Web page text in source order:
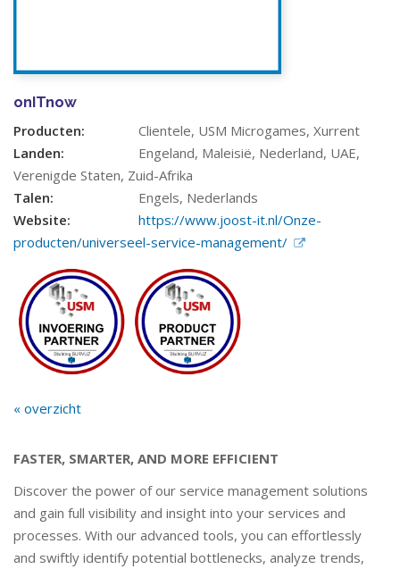
onITnow
Producten:
Clientele, USM Microgames, Xurrent
Landen:
Engeland, Maleisië, Nederland, UAE,
Verenigde Staten, Zuid-Afrika
Talen:
Engels, Nederlands
Website:
https://www.joost-it.nl/Onze-
producten/universeel-service-management/
« overzicht
FASTER, SMARTER, AND MORE EFFICIENT
Discover the power of our service management solutions
and gain full visibility and insight into your services and
processes. With our advanced tools, you can effortlessly
and swiftly identify potential bottlenecks, analyze trends,